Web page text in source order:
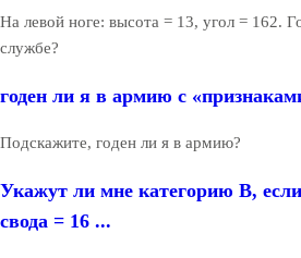
На левой ноге: высота = 13, угол = 162.
службе?
годен ли я в армию с
Подскажите, годен ли я в армию?
Укажут ли мне категорию В,
свода = 16 ...